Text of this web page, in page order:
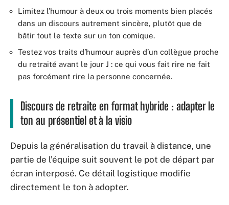
Limitez l’humour à deux ou trois moments bien placés
dans un discours autrement sincère, plutôt que de
bâtir tout le texte sur un ton comique.
Testez vos traits d’humour auprès d’un collègue proche
du retraité avant le jour J : ce qui vous fait rire ne fait
pas forcément rire la personne concernée.
Discours de retraite en format hybride : adapter le
ton au présentiel et à la visio
Depuis la généralisation du travail à distance, une
partie de l’équipe suit souvent le pot de départ par
écran interposé. Ce détail logistique modifie
directement le ton à adopter.